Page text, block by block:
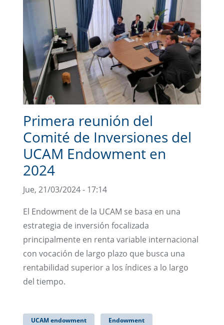
Primera reunión del
Comité de Inversiones del
UCAM Endowment en
2024
Jue, 21/03/2024 - 17:14
El Endowment de la UCAM se basa en una
estrategia de inversión focalizada
principalmente en renta variable internacional
con vocación de largo plazo que busca una
rentabilidad superior a los índices a lo largo
del tiempo.
UCAM endowment Endowment